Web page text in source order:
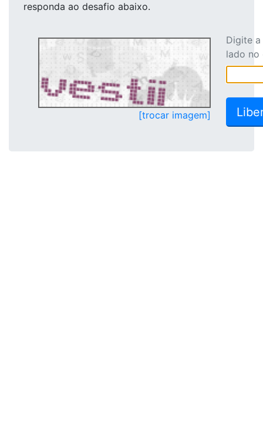
responda ao desafio abaixo.
[trocar imagem]
Digite
lado no